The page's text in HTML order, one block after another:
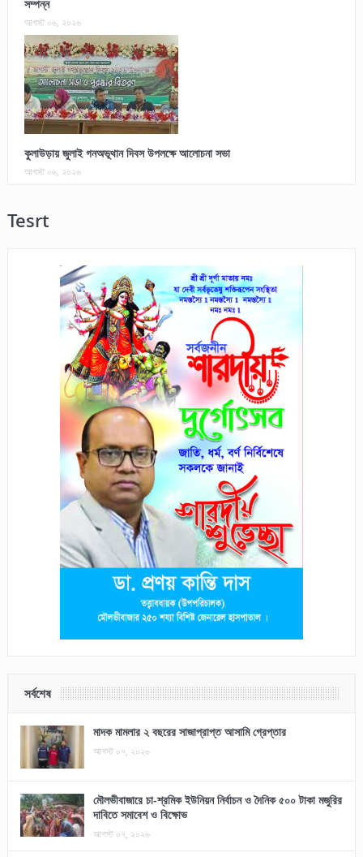
সম্পন্ন
আগস্ট ০৬, ২০২৬
কুলাউড়ায় জুলাই গনঅভূথান দিবস উপলক্ষে আলোচনা সভা
আগস্ট ০৬, ২০২৬
Tesrt
সর্বশেষ
মাদক মামলার ২ বছরের সাজাপ্রাপ্ত আসামি গ্রেপ্তার
আগস্ট ০৭, ২০২৬
মৌলভীবাজারে চা-শ্রমিক ইউনিয়ন নির্বাচন ও দৈনিক ৫০০ টাকা মজুরির
দাবিতে সমাবেশ ও বিক্ষোভ
আগস্ট ০৭, ২০২৬